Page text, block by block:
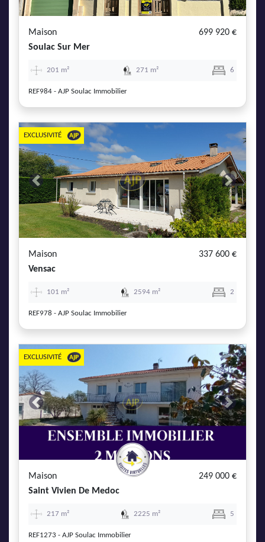
Maison
699 920 €
Soulac Sur Mer
201 m² 271 m² 6
REF984 - AJP Soulac Immobilier
Previous Next
EXCLUSIVITÉ
Maison
337 600 €
Vensac
101 m² 2594 m² 2
REF978 - AJP Soulac Immobilier
Previous Next
EXCLUSIVITÉ
Maison
249 000 €
Saint Vivien De Medoc
217 m² 2225 m² 5
REF1273 - AJP Soulac Immobilier